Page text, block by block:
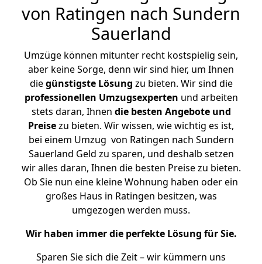
von Ratingen nach Sundern
Sauerland
Umzüge können mitunter recht kostspielig sein,
aber keine Sorge, denn wir sind hier, um Ihnen
diegünstigste Lösung zu bieten. Wir sind die
professionellen Umzugsexperten und arbeiten
stets daran, Ihnen die besten Angebote und
Preisezu bieten. Wir wissen, wie wichtig es ist,
bei einem Umzug von Ratingen nach Sundern
Sauerland Geld zu sparen, und deshalb setzen
wir alles daran, Ihnen die besten Preise zu bieten.
Ob Sie nun eine kleine Wohnung haben oder ein
großes Haus in Ratingen besitzen, was
umgezogen werden muss.
Wir haben immer die perfekte Lösung für Sie.
Sparen Sie sich die Zeit – wir kümmern uns